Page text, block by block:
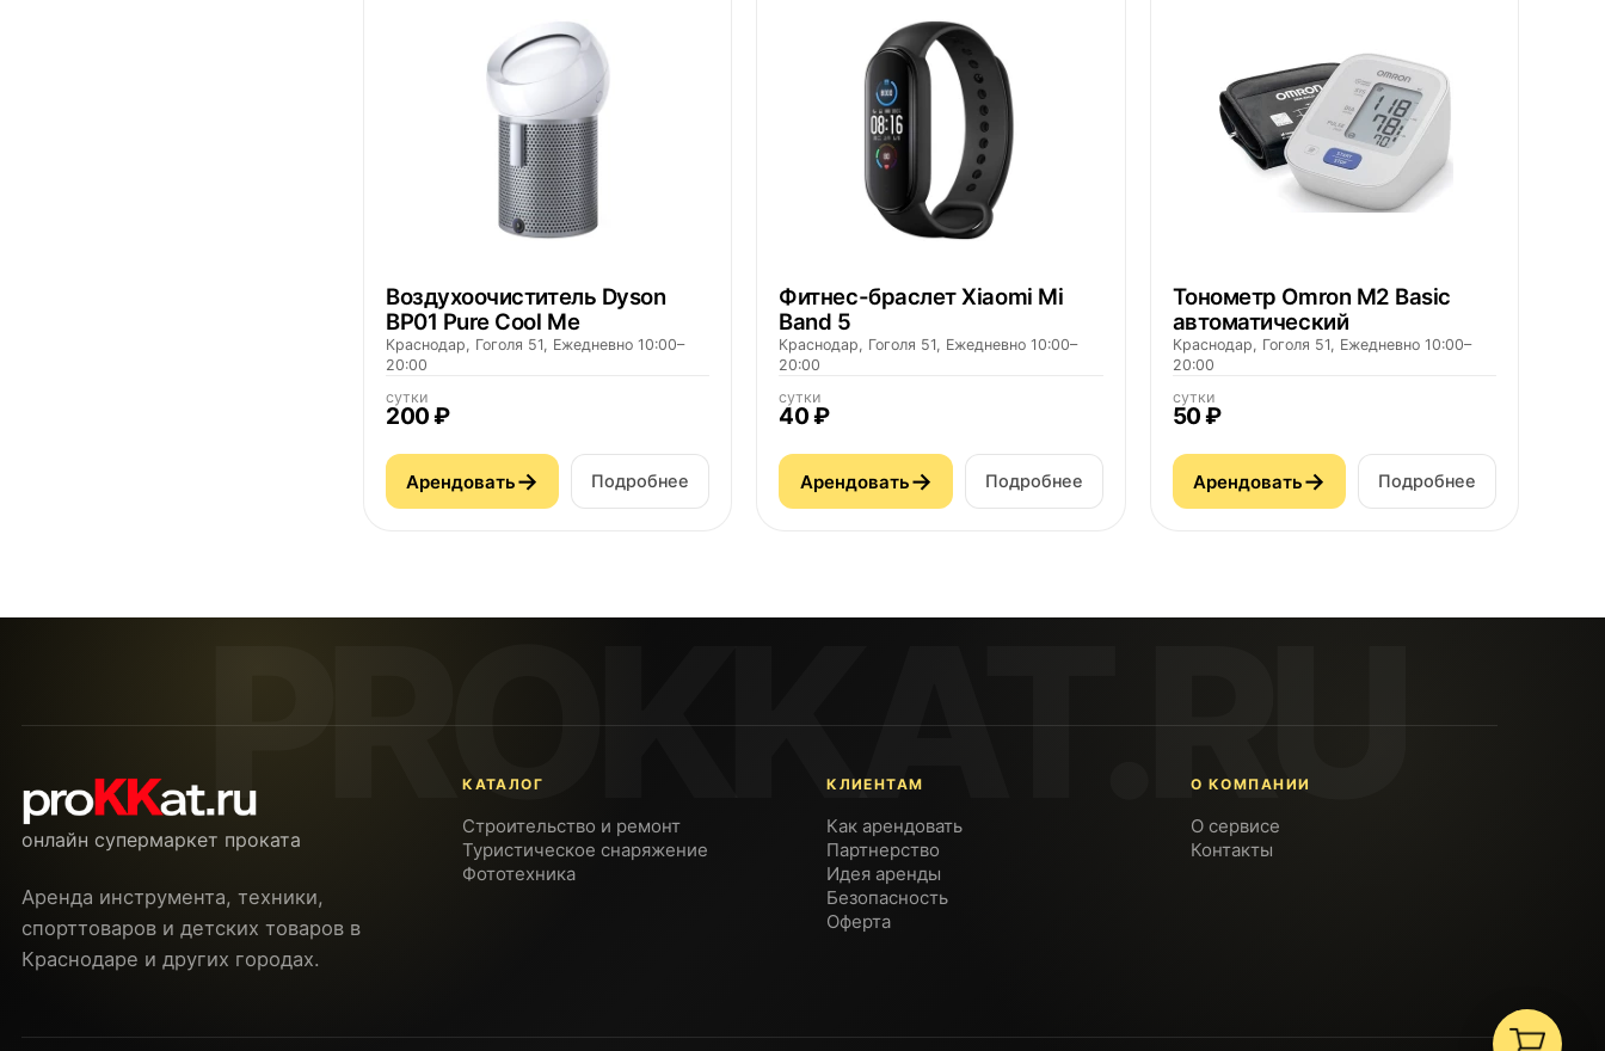
Воздухоочиститель Dyson
BP01 Pure Cool Me
Краснодар, Гоголя 51, Ежедневно 10:00–
20:00
сутки
200 ₽
Арендовать→ Подробнее
Фитнес-браслет Xiaomi Mi
Band 5
Краснодар, Гоголя 51, Ежедневно 10:00–
20:00
сутки
40 ₽
Арендовать→ Подробнее
Тонометр Omron M2 Basic
автоматический
Краснодар, Гоголя 51, Ежедневно 10:00–
20:00
сутки
50 ₽
Арендовать→ Подробнее
онлайн супермаркет проката
Аренда инструмента, техники,
спорттоваров и детских товаров в
Краснодаре и других городах.
КАТАЛОГ
Строительство и ремонт
Туристическое снаряжение
Фототехника
КЛИЕНТАМ
Как арендовать
Партнерство
Идея аренды
Безопасность
Оферта
О КОМПАНИИ
О сервисе
Контакты